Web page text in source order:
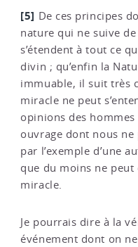
[5] De ces principes
nature qui ne suive
s’étendent à tout ce
divin ; qu’enfin la
immuable, il suit très
miracle ne peut
opinions des
ouvrage dont nous ne
par l’exemple d’une
que du moins ne
miracle.
Je pourrais dire à la
événement dont on